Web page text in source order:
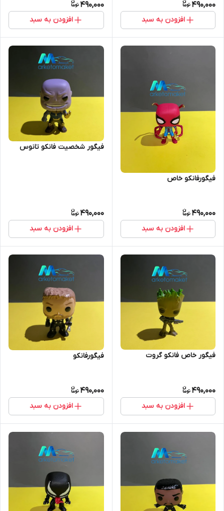
490,000
افزودن به سبد
490,000
افزودن به سبد
فیگورفانکو خاص
490,000
افزودن به سبد
فیگور شخصیت فانکو تانوس
490,000
افزودن به سبد
فیگور خاص فانکو گروت
490,000
افزودن به سبد
فیگورفانکو
490,000
افزودن به سبد